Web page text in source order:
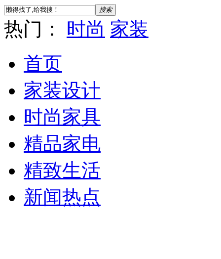
搜索
热门： 时尚 家装
首页
家装设计
时尚家具
精品家电
精致生活
新闻热点